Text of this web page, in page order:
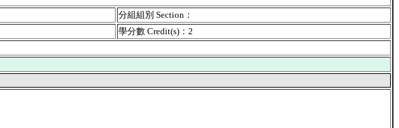
分組組別 Section：
學分數 Credit(s)：2